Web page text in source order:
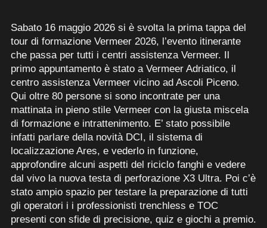
Sabato 16 maggio 2026 si è svolta la prima tappa del
tour di formazione Vermeer 2026, l’evento itinerante
che passa per tutti i centri assistenza Vermeer. Il
primo appuntamento è stato a Vermeer Adriatico, il
centro assistenza Vermeer vicino ad Ascoli Piceno.
Qui oltre 80 persone si sono incontrate per una
mattinata in pieno stile Vermeer con la giusta miscela
di formazione e intrattenimento. E’ stato possibile
infatti parlare della novità DCI, il sistema di
localizzazione Ares, e vederlo in funzione,
approfondire alcuni aspetti del riciclo fanghi e vedere
dal vivo la nuova testa di perforazione X3 Ultra. Poi c’è
stato ampio spazio per testare la preparazione di tutti
gli operatori i i professionisti trenchless e TOC
presenti con sfide di precisione, quiz e giochi a premio.